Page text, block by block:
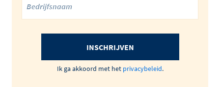
INSCHRIJVEN
Ik ga akkoord met het privacybeleid.